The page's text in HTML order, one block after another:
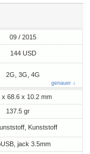
09 / 2015
144 USD
2G, 3G, 4G
genauer ↓
x 68.6 x 10.2 mm
137.5 gr
Kunststoff
jack 3.5mm